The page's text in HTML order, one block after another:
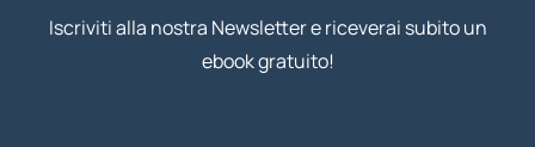
Iscriviti alla nostra Newsletter e riceverai subito un
ebook gratuito!